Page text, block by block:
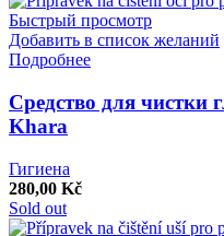
Быстрый просмотр
Добавить в список желаний
Подробнее
Средство для чистки
Khara
Гигиена
280,00 Kč
Sold out